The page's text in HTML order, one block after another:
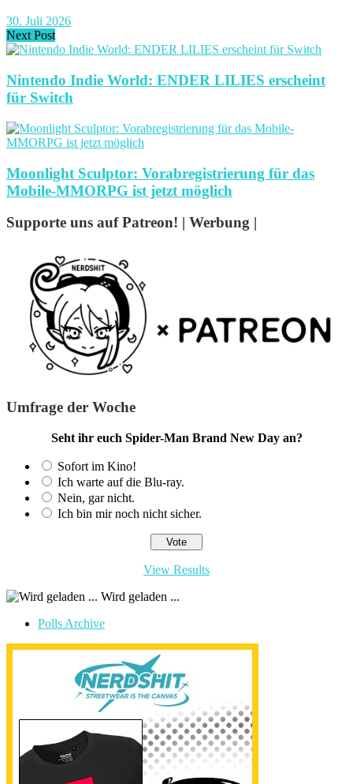
30. Juli 2026
Next Post
Nintendo Indie World: ENDER LILIES erscheint
für Switch
Moonlight Sculptor: Vorabregistrierung für das
Mobile-MMORPG ist jetzt möglich
Supporte uns auf Patreon! | Werbung |
Umfrage der Woche
Seht ihr euch Spider-Man Brand New Day an?
Sofort im Kino!
Ich warte auf die Blu-ray.
Nein, gar nicht.
Ich bin mir noch nicht sicher.
View Results
Wird geladen ...
Polls Archive